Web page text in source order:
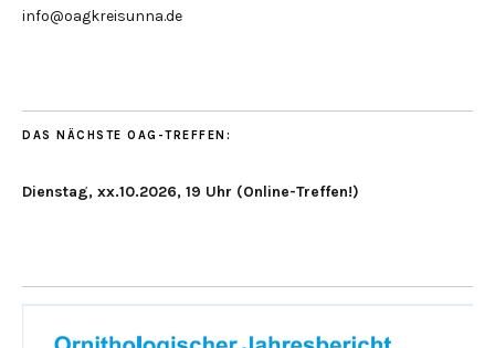
info@oagkreisunna.de
DAS NÄCHSTE OAG-TREFFEN:
Dienstag, xx.10.2026, 19 Uhr (Online-Treffen!)